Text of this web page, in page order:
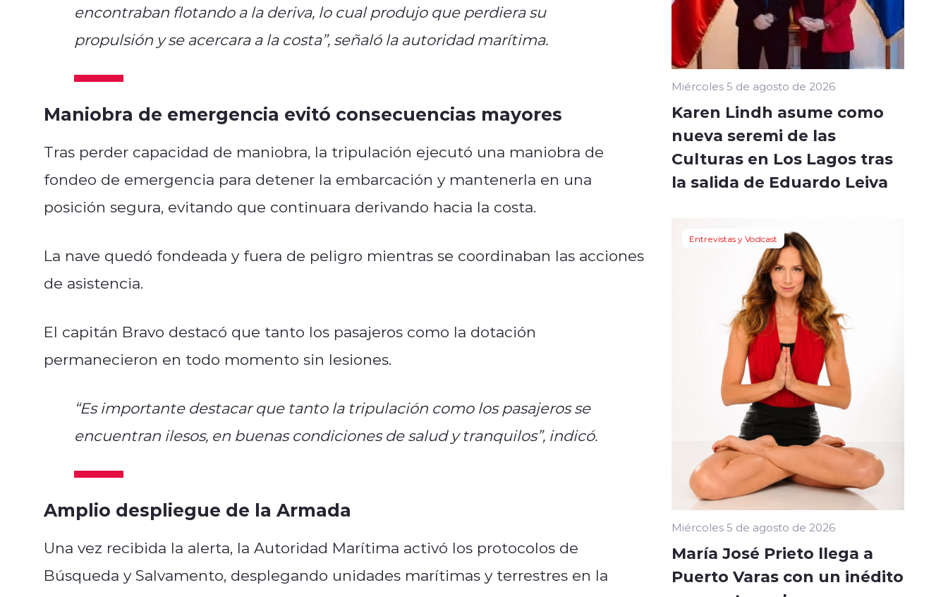
encontraban flotando a la deriva, lo cual produjo que perdiera su
propulsión y se acercara a la costa”, señaló la autoridad marítima.
Maniobra de emergencia evitó consecuencias mayores
Tras perder capacidad de maniobra, la tripulación ejecutó una maniobra de
fondeo de emergencia para detener la embarcación y mantenerla en una
posición segura, evitando que continuara derivando hacia la costa.
La nave quedó fondeada y fuera de peligro mientras se coordinaban las acciones
de asistencia.
El capitán Bravo destacó que tanto los pasajeros como la dotación
permanecieron en todo momento sin lesiones.
“Es importante destacar que tanto la tripulación como los pasajeros se
encuentran ilesos, en buenas condiciones de salud y tranquilos”, indicó.
Amplio despliegue de la Armada
Una vez recibida la alerta, la Autoridad Marítima activó los protocolos de
Búsqueda y Salvamento, desplegando unidades marítimas y terrestres en la
Miércoles 5 de agosto de 2026
Karen Lindh asume como
nueva seremi de las
Culturas en Los Lagos tras
la salida de Eduardo Leiva
Entrevistas y Vodcast
Miércoles 5 de agosto de 2026
María José Prieto llega a
Puerto Varas con un inédito